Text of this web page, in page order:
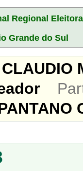
Regional
Grande do Sul
CLAUDIO